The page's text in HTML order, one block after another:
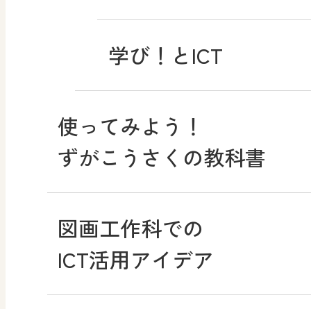
学び！とICT
使ってみよう！
ずがこうさくの教科書
図画工作科での
ICT活用アイデア